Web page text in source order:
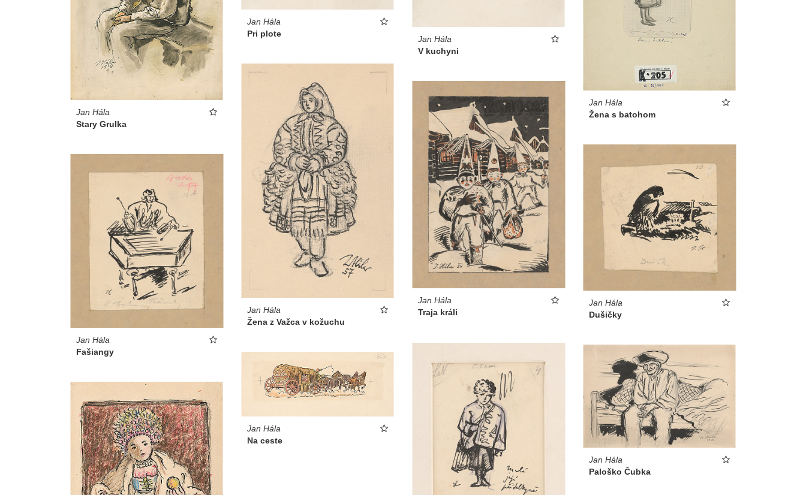
Jan Hála
Stary Grulka
Jan Hála
Pri plote
Jan Hála
V kuchyni
Jan Hála
Žena s batohom
Jan Hála
Žena z Važca v kožuchu
Jan Hála
Traja králi
Jan Hála
Dušičky
Jan Hála
Fašiangy
Jan Hála
Paloško Čubka
Jan Hála
Na ceste